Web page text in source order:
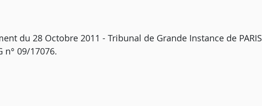
du 28 Octobre 2011 - Tribunal de Grande Instance de PARIS
n° 09/17076.